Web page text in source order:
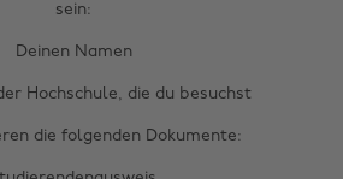
sein:
Deinen Namen
Hochschule, die du besuchst
die folgenden Dokumente: